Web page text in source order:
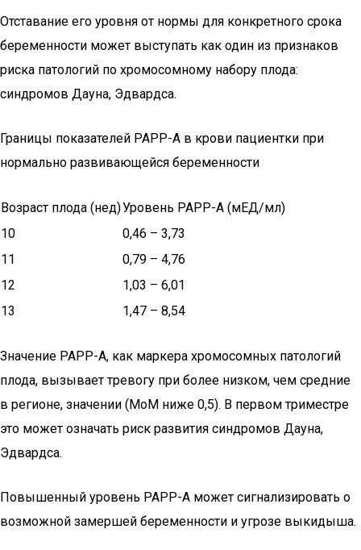
Отставание его уровня от нормы для конкретного срока
беременности может выступать как один из признаков
риска патологий по хромосомному набору плода:
синдромов Дауна, Эдвардса.
Границы показателей РАРР-А в крови пациентки при
нормально развивающейся беременности
Возраст плода (нед)Уровень РАРР-А (мЕД/мл)
10
0,46 – 3,73
11
0,79 – 4,76
12
1,03 – 6,01
13
1,47 – 8,54
Значение РАРР-А, как маркера хромосомных патологий
плода, вызывает тревогу при более низком, чем средние
в регионе, значении (МоМ ниже 0,5). В первом триместре
это может означать риск развития синдромов Дауна,
Эдвардса.
Повышенный уровень РАРР-А может сигнализировать о
возможной замершей беременности и угрозе выкидыша.